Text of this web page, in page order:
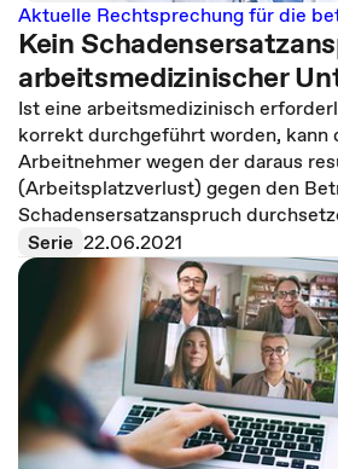
Aktuelle Rechtsprechung für die
Kein
arbeitsmedizinischer
Ist eine arbeitsmedizinisch
korrekt durchgeführt worden, kann
Arbeitnehmer wegen der daraus
(Arbeitsplatzverlust) gegen den
Schadensersatzanspruch
Serie 22.06.2021